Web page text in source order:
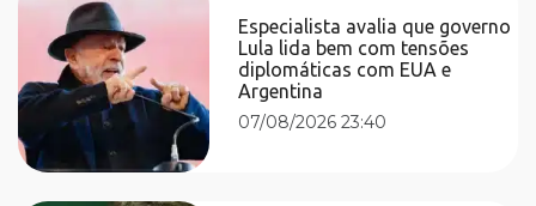
Especialista avalia que governo
Lula lida bem com tensões
diplomáticas com EUA e
Argentina
07/08/2026 23:40